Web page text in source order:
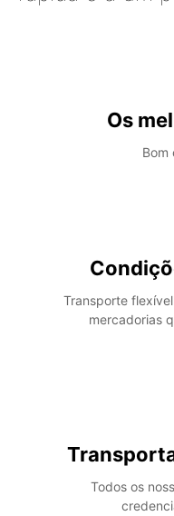
Os
Bom
Transporte
mercadorias
Todos os